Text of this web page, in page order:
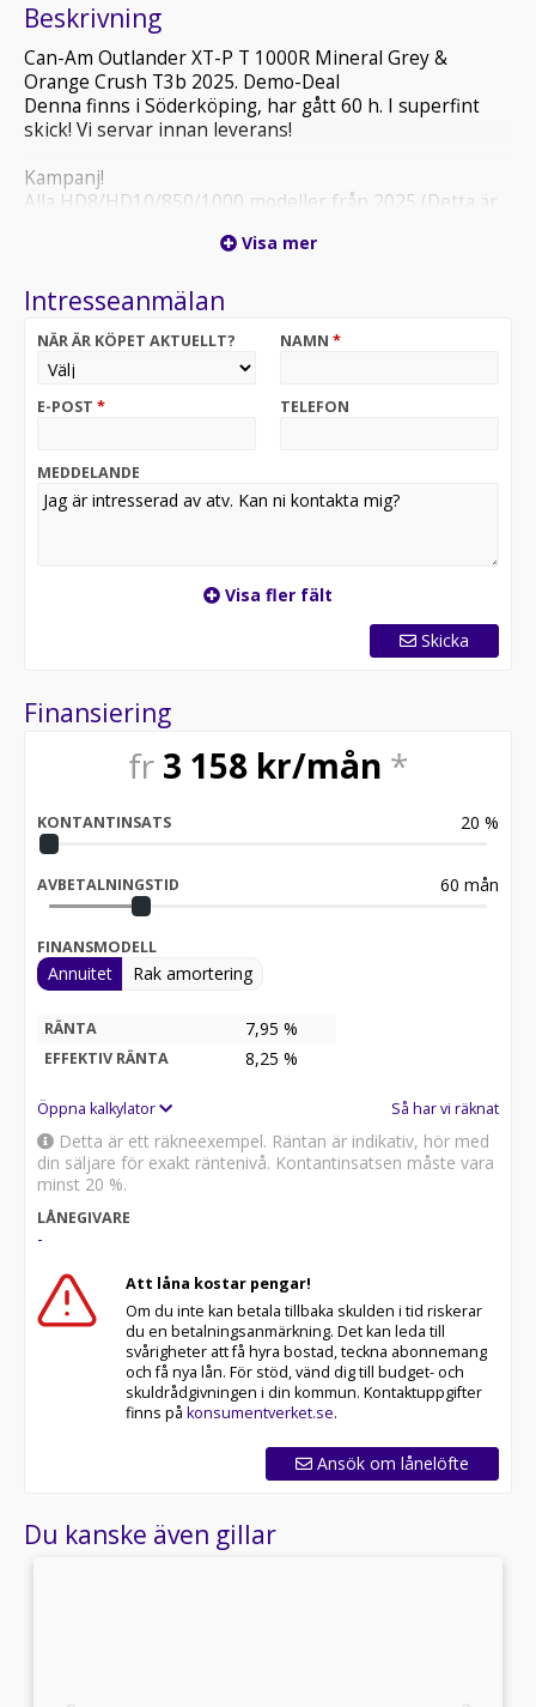
Beskrivning
Can-Am Outlander XT-P T 1000R Mineral Grey &
Orange Crush T3b 2025. Demo-Deal
Denna finns i Söderköping, har gått 60 h. I superfint
skick! Vi servar innan leverans!
Kampanj!
Alla HD8/HD10/850/1000 modeller från 2025 (Detta är
ATV & Fritid har fordon i både Söderköping och
Vi samarbetar med flera finansbolag och kan erbjuda
Varmt välkomna in till våra butiker!
Brandholmsvägen 66
Fyrhjuling, 4-hjuling, ATV, UTV, Traktorregistrerad,
Offroad, 4x4, Utility, Sport, Arbete, Jakt, Gård,
Transport, Vinter, Plog, Winch, Dragkrok, Däck, Service,
Tillbehör, Säkerhet, Bensin, Elektrisk, Begagnad,
Moms, Avdragbar, EPS, Polaris, Can-Am, Yamaha,
Kymco, ArcticCat, Sportsman, Scrambler, Ranger,
General, RZR, Outlander, Traxter, Maverick, UForce,
ZForce, CForce, 125, 250, 500, 570, 650, 750, 850, 1000,
Östergötland, Linköping, Norrköping, Söderköping,
Valdemarsvik, Västervik, Kalmar, Mjölby
Visa mer
Intresseanmälan
NÄR ÄR KÖPET AKTUELLT? NAMN *
E-POST * TELEFON
MEDDELANDE
Visa fler fält
Skicka
Finansiering
fr 3 158 kr/mån *
KONTANTINSATS 20 %
AVBETALNINGSTID 60 mån
FINANSMODELL
Annuitet Rak amortering
RÄNTA 7,95 %
EFFEKTIV RÄNTA 8,25 %
Öppna kalkylator Så har vi räknat
Detta är ett räkneexempel. Räntan är indikativ, hör med
din säljare för exakt räntenivå. Kontantinsatsen måste vara
minst 20 %.
LÅNEGIVARE
-
Att låna kostar pengar!
Om du inte kan betala tillbaka skulden i tid riskerar
du en betalningsanmärkning. Det kan leda till
svårigheter att få hyra bostad, teckna abonnemang
och få nya lån. För stöd, vänd dig till budget- och
skuldrådgivningen i din kommun. Kontaktuppgifter
finns på konsumentverket.se.
Ansök om lånelöfte
Du kanske även gillar